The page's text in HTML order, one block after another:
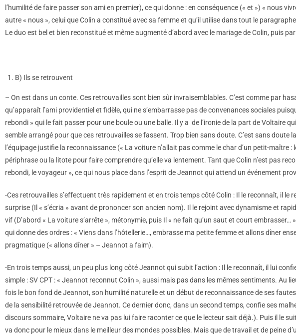
l’humilité de faire passer son ami en premier), ce qui donne : en conséquence (« et ») « nous
autre « nous », celui que Colin a constitué avec sa femme et qu’il utilise dans tout le
Le duo est bel et bien reconstitué et même augmenté d’abord avec le mariage de Colin, puis
B) Ils se retrouvent
– On est dans un conte. Ces retrouvailles sont bien sûr invraisemblables. C’est comme par
qu’apparaît l’ami providentiel et fidèle, qui ne s’embarrasse pas de convenances sociales
rebondi » qui le fait passer pour une boule ou une balle. Il y a de l’ironie de la part de Voltaire
semble arrangé pour que ces retrouvailles se fassent. Trop bien sans doute. C’est sans
l’équipage justifie la reconnaissance (« La voiture n’allait pas comme le char d’un petit-
périphrase ou la litote pour faire comprendre qu’elle va lentement. Tant que Colin n’est pas
rebondi, le voyageur », ce qui nous place dans l’esprit de Jeannot qui attend un événement
-Ces retrouvailles s’effectuent très rapidement et en trois temps côté Colin : Il le reconnaît, il
surprise (Il « s’écria » avant de prononcer son ancien nom). Il le rejoint avec dynamisme et
vif (D’abord « La voiture s’arrête », métonymie, puis Il « ne fait qu’un saut et court
qui donne des ordres : « Viens dans l’hôtellerie…, embrasse ma petite femme et allons dîner
pragmatique (« allons dîner » – Jeannot a faim).
-En trois temps aussi, un peu plus long côté Jeannot qui subit l’action : Il le reconnaît, il lui
simple : SV CPT : « Jeannot reconnut Colin », aussi mais pas dans les mêmes sentiments. Au
fois le bon fond de Jeannot, son humilité naturelle et un début de reconnaissance de ses
de la sensibilité retrouvée de Jeannot. Ce dernier donc, dans un second temps, confie ses
discours sommaire, Voltaire ne va pas lui faire raconter ce que le lecteur sait déjà.). Puis il le
va donc pour le mieux dans le meilleur des mondes possibles. Mais que de travail et de peine